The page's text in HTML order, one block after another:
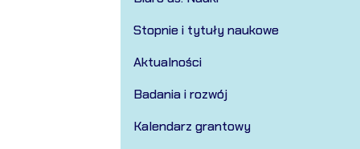
Stopnie i tytuły naukowe
Aktualności
Badania i rozwój
Kalendarz grantowy